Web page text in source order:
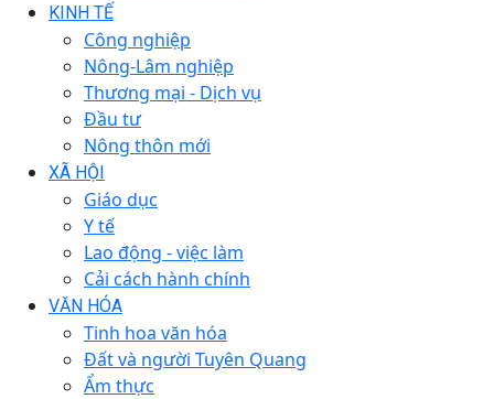
KINH TẾ
Công nghiệp
Nông-Lâm nghiệp
Thương mại - Dịch vụ
Đầu tư
Nông thôn mới
XÃ HỘI
Giáo dục
Y tế
Lao động - việc làm
Cải cách hành chính
VĂN HÓA
Tinh hoa văn hóa
Đất và người Tuyên Quang
Ẩm thực